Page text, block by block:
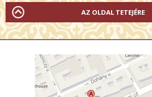
AZ OLDAL TETEJÉRE